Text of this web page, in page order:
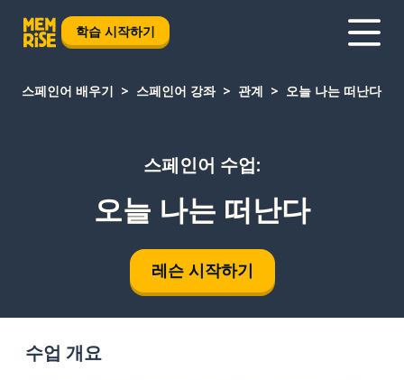
학습 시작하기
스페인어 배우기 스페인어 강좌 관계 오늘 나는 떠난다
스페인어 수업:
오늘 나는 떠난다
레슨 시작하기
수업 개요